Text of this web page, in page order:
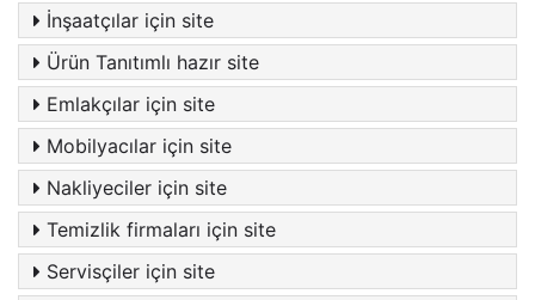
İnşaatçılar için site
Ürün Tanıtımlı hazır site
Emlakçılar için site
Mobilyacılar için site
Nakliyeciler için site
Temizlik firmaları için site
Servisçiler için site